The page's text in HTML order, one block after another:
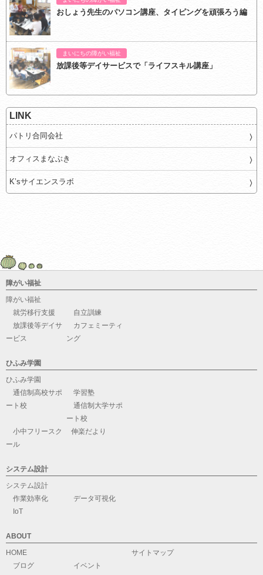
おしょう先生のパソコン講座、タイピングを頑張ろう編
まいにちの障がい福祉
放課後等デイサービスで「ライフスキル講座」
LINK
パトリ合同会社
オフィスまなぶき
K’sサイエンスラボ
障がい福祉
障がい福祉
就労移行支援
自立訓練
放課後等デイサ
ービス
カフェミーティ
ング
ひふみ学園
ひふみ学園
通信制高校サポ
ート校
学習塾
通信制大学サポ
ート校
小中フリースク
ール
伸楽だより
システム設計
システム設計
作業効率化
データ可視化
IoT
ABOUT
HOME
ブログ
イベント
サイトマップ